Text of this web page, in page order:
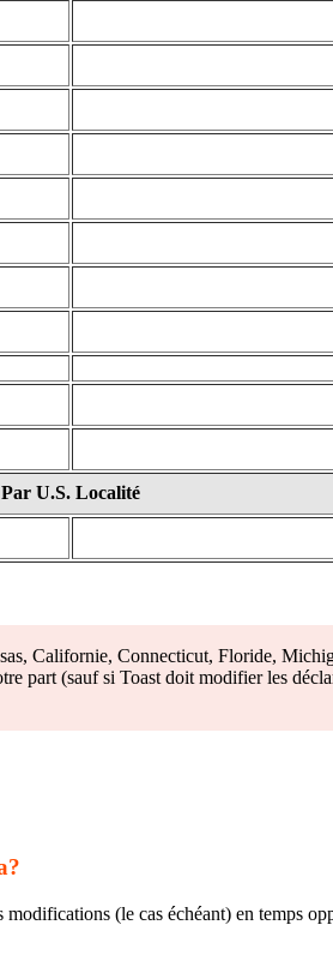
Par U.S. Localité
Californie, Connecticut, Floride,
part (sauf si Toast doit modifier les
(le cas échéant) en temps